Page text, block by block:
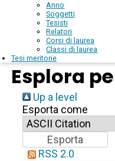
Anno
Soggetti
Tesisti
Relatori
Corsi di laurea
Classi di laurea
Tesi meritorie
Esplora
Up a level
Esporta come
RSS 2.0